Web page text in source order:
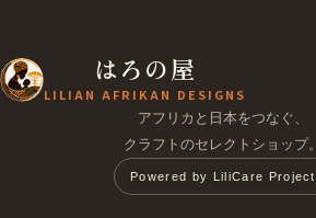
はろの屋
LILIAN AFRIKAN DESIGNS
アフリカと日本をつなぐ、
クラフトのセレクトショップ。
Powered by LiliCare Project